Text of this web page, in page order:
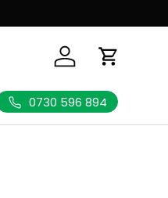
Logheaza-te
Cos de
0730 596 894